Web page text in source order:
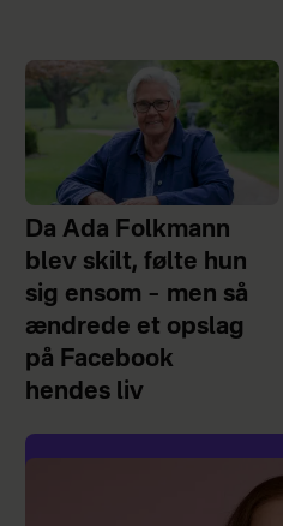
Da Ada Folkmann
blev skilt, følte hun
sig ensom – men så
ændrede et opslag
på Facebook
hendes liv